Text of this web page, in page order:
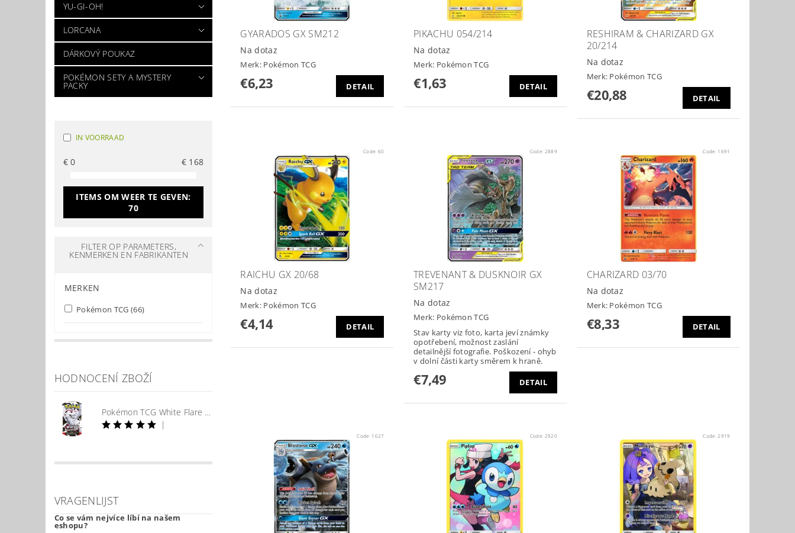
YU-GI-OH!
LORCANA
DÁRKOVÝ POUKAZ
POKÉMON SETY A MYSTERY
PACKY
IN VOORRAAD
€0 € 168
ITEMS OM WEER TE GEVEN:
70
FILTER OP PARAMETERS,
KENMERKEN EN FABRIKANTEN
MERKEN
Pokémon TCG (66)
HODNOCENÍ ZBOŽÍ
Pokémon TCG White Flare Booster
|
VRAGENLIJST
Co se vám nejvíce líbí na našem
eshopu?
GYARADOS GX SM212
Na dotaz
Merk: Pokémon TCG
€6,23 DETAIL
PIKACHU 054/214
Na dotaz
Merk: Pokémon TCG
€1,63 DETAIL
RESHIRAM & CHARIZARD GX
20/214
Na dotaz
Merk: Pokémon TCG
€20,88 DETAIL
Code: 60
RAICHU GX 20/68
Na dotaz
Merk: Pokémon TCG
€4,14 DETAIL
Code: 2889
TREVENANT & DUSKNOIR GX
SM217
Na dotaz
Merk: Pokémon TCG
Stav karty viz foto, karta jeví známky
opotřebení, možnost zaslání
detailnější fotografie. Poškození - ohyb
v dolní části karty směrem k hraně.
€7,49 DETAIL
Code: 1691
CHARIZARD 03/70
Na dotaz
Merk: Pokémon TCG
€8,33 DETAIL
Code: 1627 Code: 2920 Code:2919